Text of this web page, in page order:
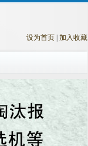
设为首页 加入收藏